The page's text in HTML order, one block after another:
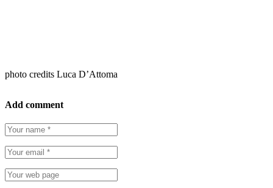
photo credits Luca D’Attoma
Add comment